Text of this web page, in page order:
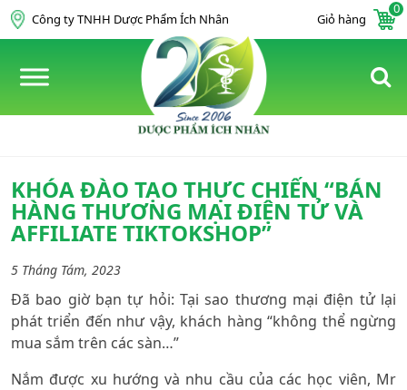
Skip to content
Công ty TNHH Dược Phẩm Ích Nhân Giỏ hàng
0
KHÓA ĐÀO TẠO THỰC CHIẾN “BÁN
HÀNG THƯƠNG MẠI ĐIỆN TỬ VÀ
AFFILIATE TIKTOKSHOP”
5 Tháng Tám, 2023
Đã bao giờ bạn tự hỏi: Tại sao thương mại điện tử lại
phát triển đến như vậy, khách hàng “không thể ngừng
mua sắm trên các sàn…”
Nắm được xu hướng và nhu cầu của các học viên, Mr